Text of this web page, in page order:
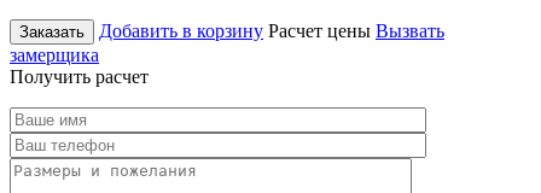
Заказать Добавить в корзину Расчет цены Вызвать
замерщика
Получить расчет